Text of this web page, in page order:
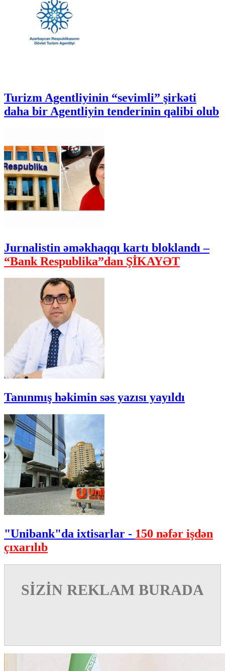
Turizm Agentliyinin “sevimli” şirkəti
daha bir Agentliyin tenderinin qalibi olub
Jurnalistin əməkhaqqı kartı bloklandı –
“Bank Respublika”dan ŞİKAYƏT
Tanınmış həkimin səs yazısı yayıldı
"Unibank"da ixtisarlar - 150 nəfər işdən
çıxarılıb
SİZİN REKLAM BURADA